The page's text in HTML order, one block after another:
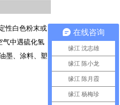
性白色粉末或
气中遇硫化氢
墨、涂料、塑
在线咨询
缘江 沈志雄
缘江 陈小龙
缘江 陈月霞
缘江 杨梅珍